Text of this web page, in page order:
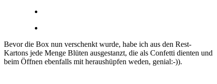
Bevor die Box nun verschenkt wurde, habe ich aus den Rest-
Kartons jede Menge Blüten ausgestanzt, die als Confetti dienten und
beim Öffnen ebenfalls mit heraushüpfen weden, genial:-)).